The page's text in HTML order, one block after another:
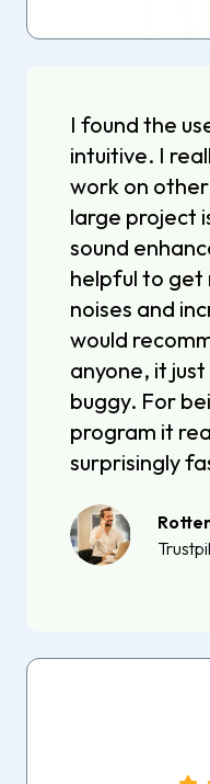
I found the
intuitive. I
work on
large project
sound
helpful to get
noises and
would
anyone, it
buggy. For
program it
surprisingly